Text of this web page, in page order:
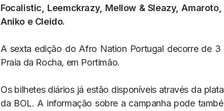
Focalistic, Leemckrazy, Mellow & Sleazy,
Aniko e Cleido.
A sexta edição do Afro Nation Portugal decorre de
Praia da Rocha, em Portimão.
Os bilhetes diários já estão disponíveis através da
da BOL. A informação sobre a campanha pode